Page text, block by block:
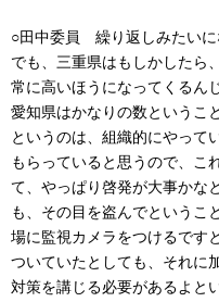
○田中委員 繰り返しみたいに
でも、三重県はもしかしたら
常に高いほうになってくるん
愛知県はかなりの数というこ
というのは、組織的にやって
もらっていると思うので、こ
て、やっぱり啓発が大事かな
も、その目を盗んでというこ
場に監視カメラをつけるです
ついていたとしても、それに
対策を講じる必要があるよと